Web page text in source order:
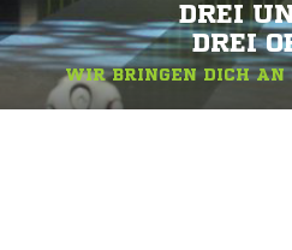
DREI
DREI
WIR BRINGEN DICH AN